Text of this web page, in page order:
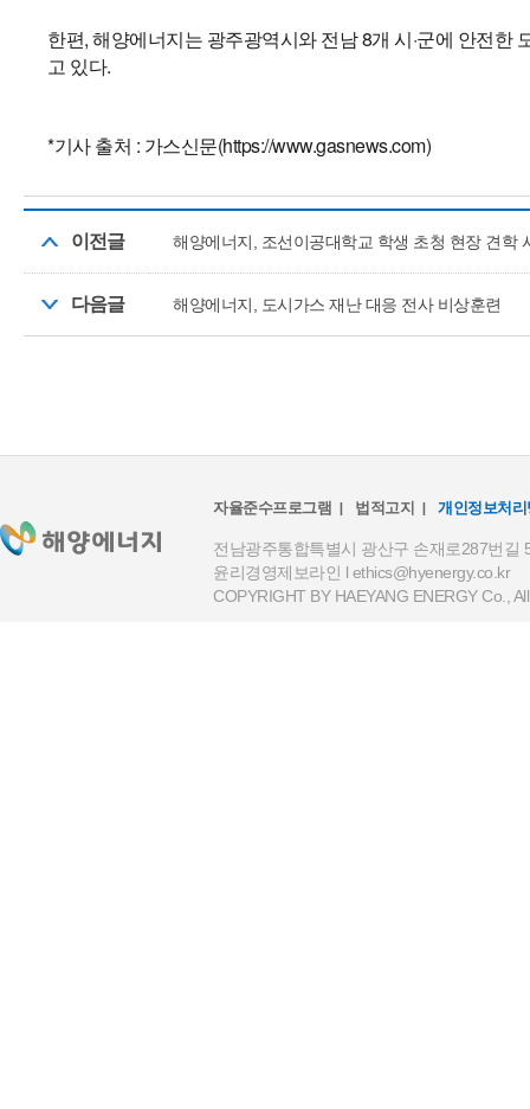
한편, 해양에너지는 광주광역시와 전남 8개 시·군에 안전
고 있다.
*기사 출처 : 가스신문(https://www.gasnews.com)
이전글 해양에너지, 조선이공대학교 학생 초청 현장 견학
다음글 해양에너지, 도시가스 재난 대응 전사 비상훈련
자율준수프로그램 법적고지 개인정보처리
전남광주통합특별시 광산구 손재로287번길
윤리경영제보라인 l ethics@hyenergy.co.kr
COPYRIGHT BY HAEYANG ENERGY Co.,